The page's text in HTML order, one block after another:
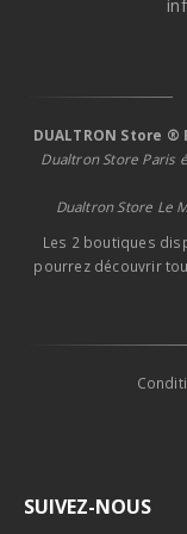
DUALTRON Store ®
Dualtron Store Paris
Dualtron Store Le
Les 2 boutiques
pourrez découvrir
SUIVEZ-NOUS